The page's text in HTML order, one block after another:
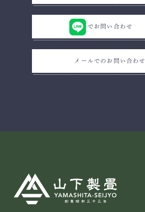
でお問い合わせ
メールでのお問い合わせ